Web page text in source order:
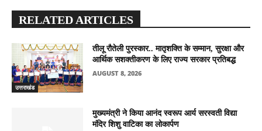
RELATED ARTICLES
उत्तराखंड
तीलू रौतेली पुरस्कार.. मातृशक्ति के सम्मान, सुरक्षा और
आर्थिक सशक्तीकरण के लिए राज्य सरकार प्रतिबद्ध
AUGUST 8, 2026
मुख्यमंत्री ने किया आनंद स्वरूप आर्य सरस्वती विद्या
मंदिर शिशु वाटिका का लोकार्पण